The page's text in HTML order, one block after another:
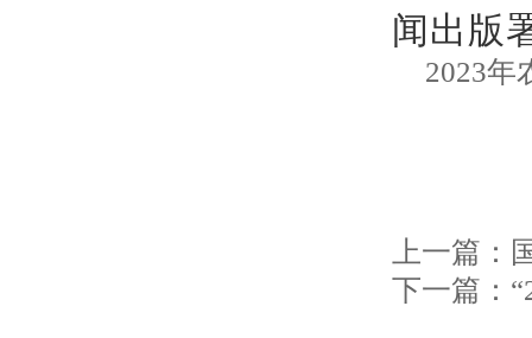
闻出版
2023年
上一篇：
下一篇：